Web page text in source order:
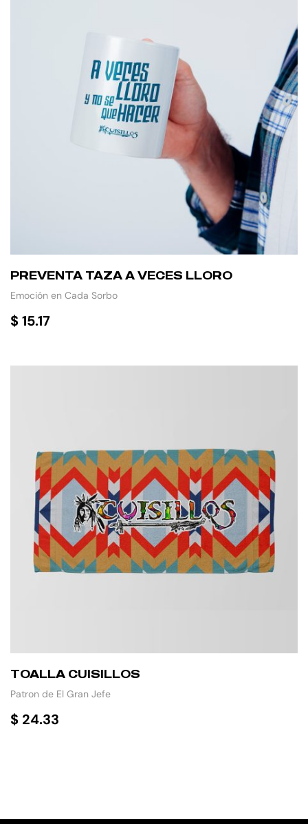
PREVENTA TAZA A VECES LLORO
Emoción en Cada Sorbo
$15.17
TOALLA CUISILLOS
Patron de El Gran Jefe
$ 24.33